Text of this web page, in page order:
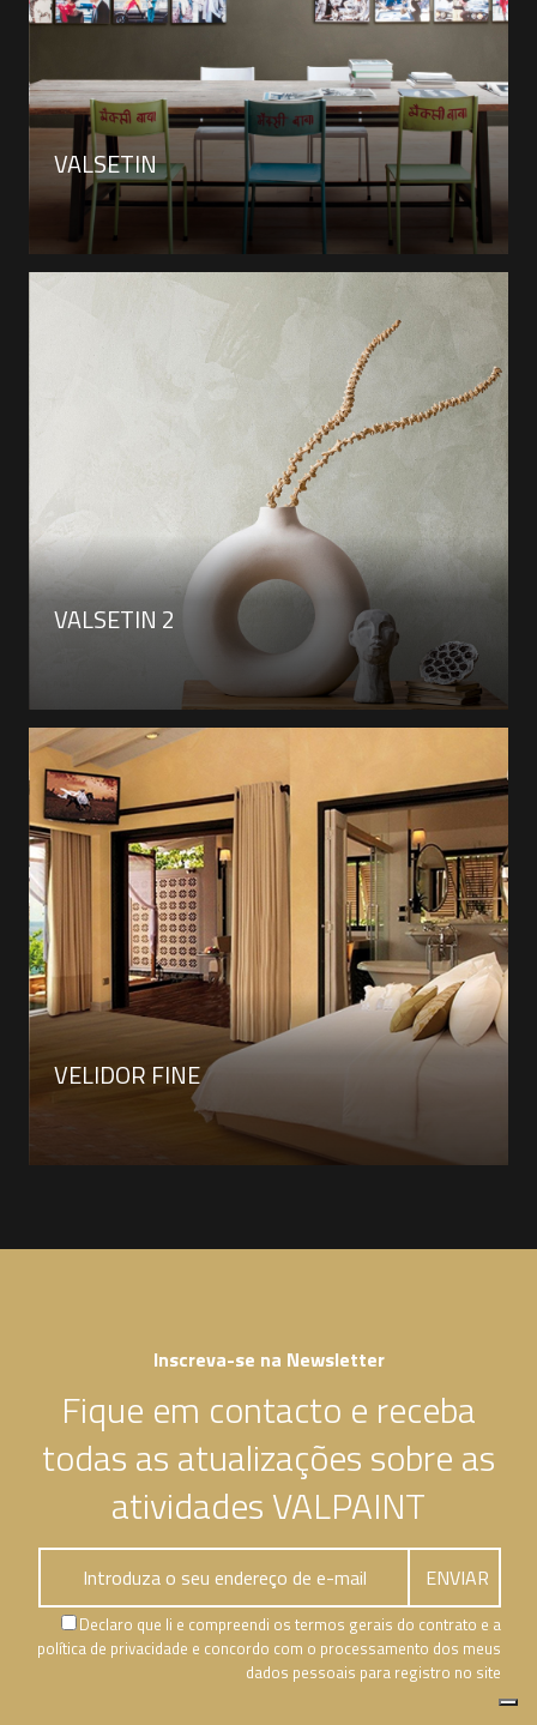
VALSETIN
VALSETIN 2
VELIDOR FINE
Inscreva-se na Newsletter
Fique em contacto e receba
todas as atualizações sobre as
atividades VALPAINT
Declaro que li e compreendi os termos gerais do contrato e a
política de privacidade e concordo com o processamento dos meus
dados pessoais para registro no site